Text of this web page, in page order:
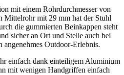
mit einem Rohrdurchmesser von
Mittelrohr mit 29 mm hat der Stuhl
die gummierten Beinkappen steht
sicher an Ort und Stelle auch bei
Outdoor-Erlebnis.
einfach dank einteiligem Aluminium
mit wenigen Handgriffen einfach